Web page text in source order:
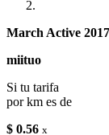
March Active 2017
miituo
Si tu tarifa
por km es de
$ 0.56 x